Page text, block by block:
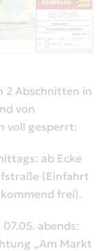
2 Abschnitten in
von
voll gesperrt:
ab Ecke
(Einfahrt
frei).
abends:
„Am Markt